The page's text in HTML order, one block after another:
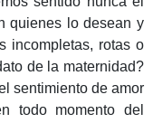
quienes lo desean y
incompletas, rotas o
de la maternidad?
sentimiento de amor
todo momento del